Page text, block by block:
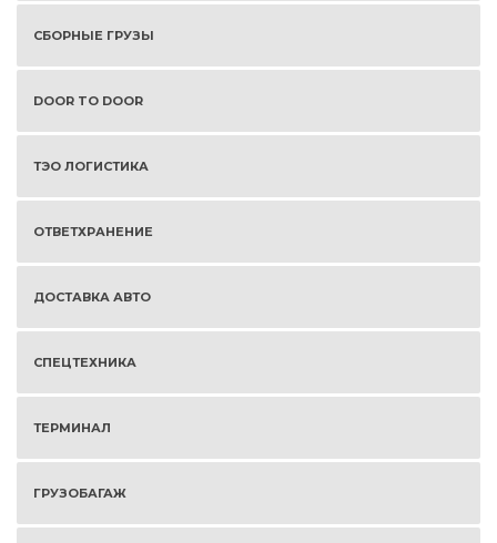
СБОРНЫЕ ГРУЗЫ
DOOR TO DOOR
ТЭО ЛОГИСТИКА
ОТВЕТХРАНЕНИЕ
ДОСТАВКА АВТО
СПЕЦТЕХНИКА
ТЕРМИНАЛ
ГРУЗОБАГАЖ